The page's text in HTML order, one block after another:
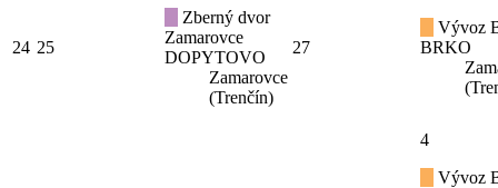
24 25
Zberný dvor
Zamarovce
DOPYTOVO
Zamarovce
(Trenčín)
27
Vývoz
BRKO
4
Vývoz